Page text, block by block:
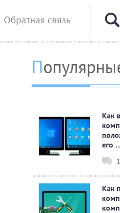
Обратная связь
Как
его
Как